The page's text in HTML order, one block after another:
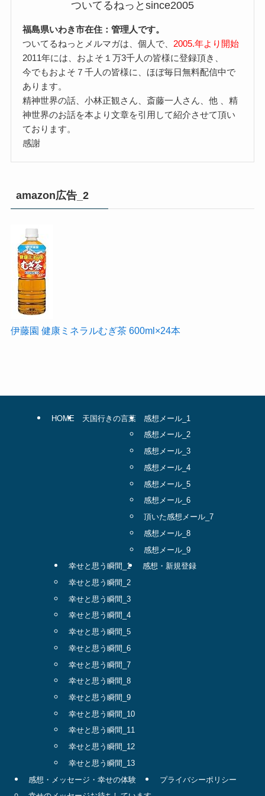
ついてるねっとsince2005
福島県いわき市在住：管理人です。
ついてるねっとメルマガは、個人で、 2005.年より開始
2011年には、およそ１万3千人の皆様に登録頂き、
今でもおよそ７千人の皆様に、ほぼ毎日無料配信中で
あります。
精神世界の話、小林正観さん、斎藤一人さん、他 、精
神世界のお話を本より文章を引用して紹介させて頂い
ております。
感謝
amazon広告_2
伊藤園 健康ミネラルむぎ茶 600ml×24本
HOME 天国行きの言葉
感想メール_1
感想メール_2
感想メール_3
感想メール_4
感想メール_5
感想メール_6
頂いた感想メール_7
感想メール_8
感想メール_9
幸せと思う瞬間_1
幸せと思う瞬間_2
幸せと思う瞬間_3
幸せと思う瞬間_4
幸せと思う瞬間_5
幸せと思う瞬間_6
幸せと思う瞬間_7
幸せと思う瞬間_8
幸せと思う瞬間_9
幸せと思う瞬間_10
幸せと思う瞬間_11
幸せと思う瞬間_12
幸せと思う瞬間_13
感想・新規登録
感想・メッセージ・幸せの体験
プライバシーポリシー